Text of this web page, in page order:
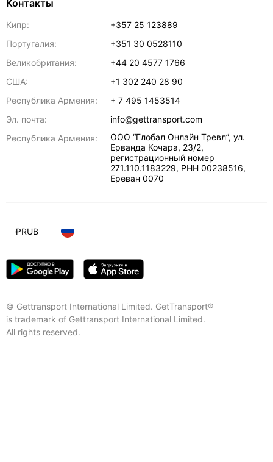
Контакты
Кипр:
+357 25 123889
Португалия:
+351 30 0528110
Великобритания:
+44 20 4577 1766
США:
+1 302 240 28 90
Республика Армения:
+ 7 495 1453514
Эл. почта:
info@gettransport.com
Республика Армения:
ООО “Глобал Онлайн Тревл”, ул.
Ерванда Кочара, 23/2,
регистрационный номер
271.110.1183229, РНН 00238516,
Ереван 0070
© Gettransport International Limited. GetTransport®
is trademark of Gettransport International Limited.
All rights reserved.
₽RUB